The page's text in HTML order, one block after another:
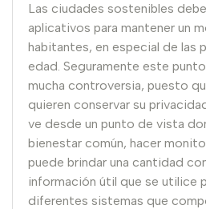
Las ciudades sostenibles
aplicativos para mantener un
habitantes, en especial de las
edad. Seguramente este
mucha controversia, puesto
quieren conservar su
ve desde un punto de vista
bienestar común, hacer
puede brindar una cantidad
información útil que se utilice
diferentes sistemas que